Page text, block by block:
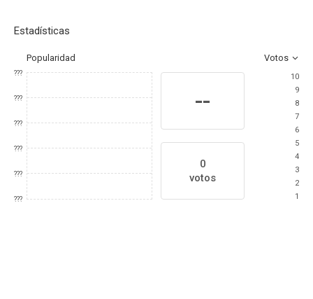
Estadísticas
Popularidad Votos
???
???
???
???
???
???
--
0
votos
10
9
8
7
6
5
4
3
2
1